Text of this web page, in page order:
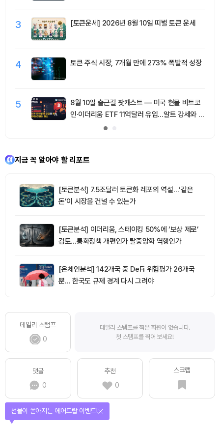
3 [토큰운세] 2026년 8월 10일 띠별 토큰 운세
4 토큰 주식 시장, 7개월 만에 273% 폭발적 성장
5
8월 10일 출근길 팟캐스트 — 미국 현물 비트코
인·이더리움 ETF 11억달러 유입…알트 강세와 숏
지금 꼭 알아야 할 리포트
[토큰분석] 7.5조달러 토큰화 레포의 역설…‘같은
돈’이 시장을 건널 수 있는가
[토큰분석] 이더리움, 스테이킹 50%에 ‘보상 제로’
검토…통화정책 개편인가 탈중앙화 역행인가
[온체인분석] 142개국 중 DeFi 위험평가 26개국
뿐… 한국도 규제 경계 다시 그려야
데일리 스탬프
0
데일리 스탬프를 찍은 회원이 없습니다.
첫 스탬프를 찍어 보세요!
댓글
0
추천
0
스크랩
선물이 쏟아지는 에어드랍 이벤트!